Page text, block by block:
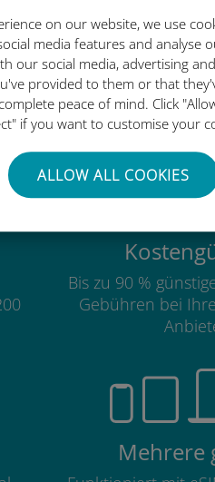
on our website, we use
media features and analyse
our social media, advertising
provided to them or that
peace of mind. Click
if you want to customise your
ALLOW ALL COOKIES
Ubigi
Bis zu 90 %
Gebühren bei
Mehrere